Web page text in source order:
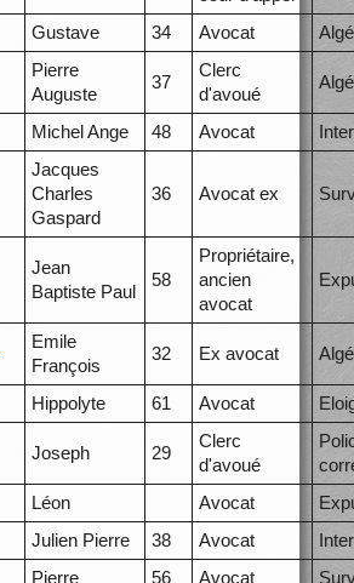
Gustave 34 Avocat
Pierre
Auguste
37
Clerc
d'avoué
Michel Ange 48 Avocat
Jacques
Charles
Gaspard
36 Avocat ex
Jean
Baptiste Paul
58
Propriétaire,
ancien
avocat
Emile
François
32 Ex avocat
Hippolyte 61 Avocat
Joseph 29
Clerc
d'avoué
Léon Avocat
Julien Pierre 38 Avocat
Pierre 56 Avocat